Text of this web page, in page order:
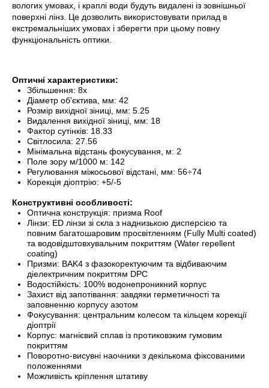
вологих умовах, і краплі води будуть видалені із зовнішньої
поверхні лінз. Це дозволить використовувати прилад в
екстремальніших умовах і зберегти при цьому повну
функціональність оптики.
Оптичні характеристики:
Збільшення: 8x
Діаметр об'єктива, мм: 42
Розмір вихідної зіниці, мм: 5.25
Видалення вихідної зіниці, мм: 18
Фактор сутінків: 18.33
Світлосила: 27.56
Мінімальна відстань фокусування, м: 2
Поле зору м/1000 м: 142
Регулювання міжосьової відстані, мм: 56÷74
Корекція діоптрію: +5/-5
Конструктивні особливості:
Оптична конструкція: призма Roof
Лінзи: ED лінзи зі скла з наднизькою дисперсією та
повним багатошаровим просвітленням (Fully Multi coated)
та водовідштовхувальним покриттям (Water repellent
coating)
Призми: BAK4 з фазокоректуючим та відбиваючим
діелектричним покриттям DPC
Водостійкість: 100% водонепроникний корпус
Захист від запотівання: завдяки герметичності та
заповненню корпусу азотом
Фокусування: центральним колесом та кільцем корекції
діоптрії
Корпус: магнієвий сплав із протиковзким гумовим
покриттям
Поворотно-висувні наочники з декількома фіксованими
положеннями
Можливість кріплення штативу